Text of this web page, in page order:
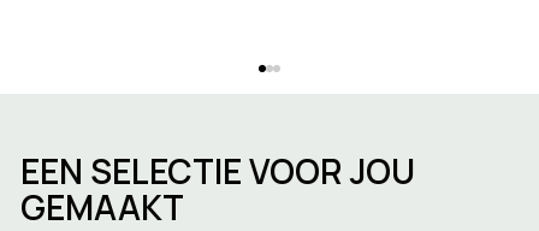
EEN SELECTIE VOOR JOU
GEMAAKT